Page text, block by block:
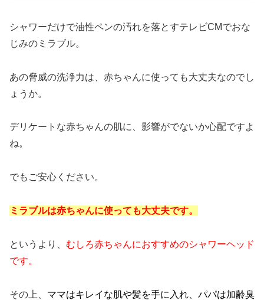
シャワーだけで油性ペンの汚れを落とすテレビCMでおな
じみのミラブル。
あの脅威の洗浄力は、赤ちゃんに使っても大丈夫なのでし
ょうか。
デリケートな赤ちゃんの肌に、影響がでないか心配ですよ
ね。
でもご安心ください。
ミラブルは赤ちゃんに使っても大丈夫です。
というより、 むしろ赤ちゃんにおすすめのシャワーヘッド
です。
その上、 ママはキレイな肌や髪を手に入れ、パパは加齢臭